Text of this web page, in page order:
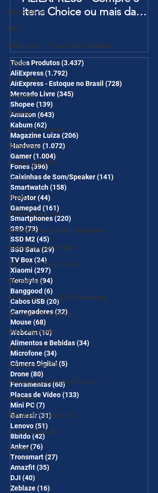
Power Bank
Mifa
AliExpress - Promo Novo Usuário
Jogos
Gabinetes
Cadeiras
Realme
Copos e Garrafas
Notebooks
Fontes para PC
Temu
Shein
Eletrodomésticos
Memória Ram DDR5 Notebook
Acessórios de Celular
Câmera de Segurança
MousePads
Memórtia Ram DDR4 Notebook
Roupas e Acessórios
Robô Aspirador
Mesa para PC
Impressoras 3D
Veículos de Controle Remoto
Relógios
Pen drive / Cartão SD
Cooler Gabinete
Gimbal
itens Choice ou mais da
desc em 6 itens/R$25 de
desc em 10 itens) OS
CUPONS SÃO VÁLIDOS NO
COMBO
Todos Produtos(3.437)
AliExpress(1.792)
AliExpress - Estoque no Brasil (728)
Mercado Livre(345)
Shopee(139)
Amazon(643)
Kabum(62) 62 posts
Magazine Luiza (206)
Hardware(1.072)
Gamer(1.004)
Fones(396)396 posts
Caixinhas de Som/Speaker(141)
Smartwatch(158)
Projetor(44)
Gamepad (161)
Smartphones(220)
SSD(73)73 posts
SSD M2(45)
SSD Sata(29)29 posts
TV Box(24)24 posts
Xiaomi (297) 297 posts
Terabyte(94)
Banggood (6)
Cabos USB(20)20 posts
Carregadores(32)32 posts
Mouse(68)
Webcam(10)10 posts
Alimentos e Bebidas(34)
Microfone(34)
Câmera Digital (5)
Drone(80)
Ferramentas(60)60 posts
Placas de Vídeo(133)
Mini PC(7)
Gamesir(31)31 posts
Lenovo(51)
8bitdo(42)42 posts
Anker(76)
Tronsmart(27)
Amazfit(35)
DJI (40)
Zeblaze(16)